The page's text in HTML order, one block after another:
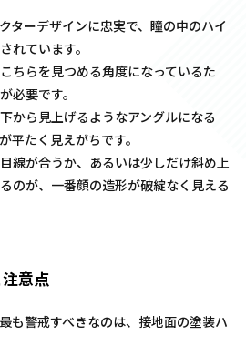
ターデザインに忠実で、瞳の中のハイ
れています。
ちらを見つめる角度になっているた
必要です。
から見上げるようなアングルになる
平たく見えがちです。
線が合うか、あるいは少しだけ斜め上
のが、一番顔の造形が破綻なく見える
意点
も警戒すべきなのは、接地面の塗装ハ